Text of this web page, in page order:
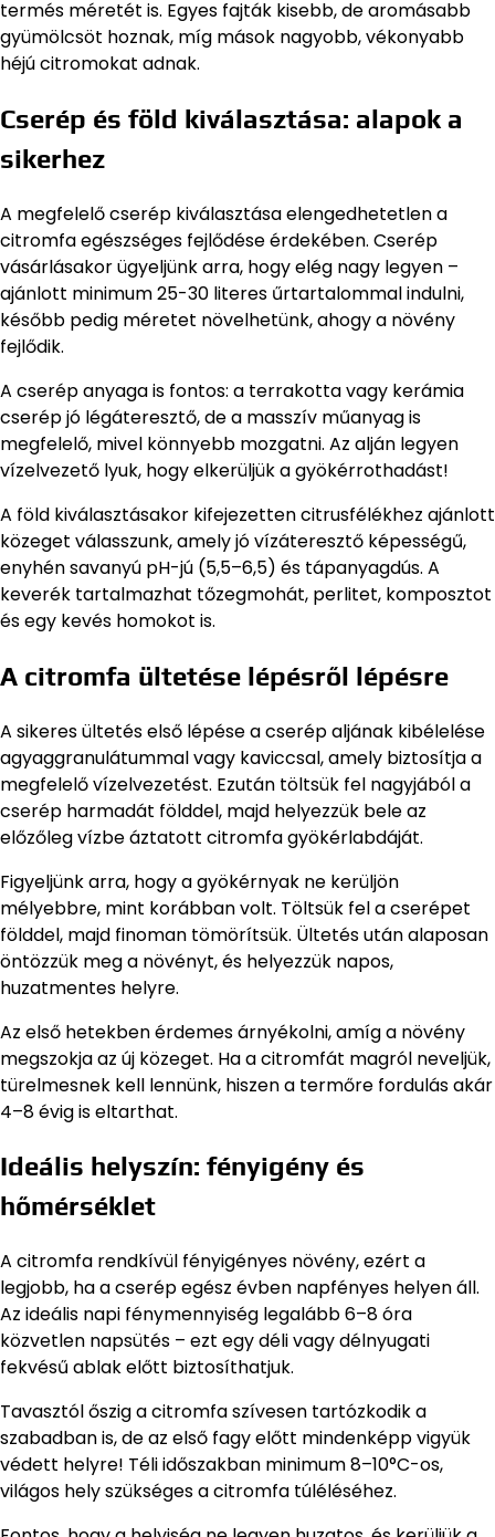
termés méretét is. Egyes fajták kisebb, de aromásabb
gyümölcsöt hoznak, míg mások nagyobb, vékonyabb
héjú citromokat adnak.
Cserép és föld kiválasztása: alapok a
sikerhez
A megfelelő cserép kiválasztása elengedhetetlen a
citromfa egészséges fejlődése érdekében. Cserép
vásárlásakor ügyeljünk arra, hogy elég nagy legyen –
ajánlott minimum 25-30 literes űrtartalommal indulni,
később pedig méretet növelhetünk, ahogy a növény
fejlődik.
A cserép anyaga is fontos: a terrakotta vagy kerámia
cserép jó légáteresztő, de a masszív műanyag is
megfelelő, mivel könnyebb mozgatni. Az alján legyen
vízelvezető lyuk, hogy elkerüljük a gyökérrothadást!
A föld kiválasztásakor kifejezetten citrusfélékhez ajánlott
közeget válasszunk, amely jó vízáteresztő képességű,
enyhén savanyú pH-jú (5,5–6,5) és tápanyagdús. A
keverék tartalmazhat tőzegmohát, perlitet, komposztot
és egy kevés homokot is.
A citromfa ültetése lépésről lépésre
A sikeres ültetés első lépése a cserép aljának kibélelése
agyaggranulátummal vagy kaviccsal, amely biztosítja a
megfelelő vízelvezetést. Ezután töltsük fel nagyjából a
cserép harmadát földdel, majd helyezzük bele az
előzőleg vízbe áztatott citromfa gyökérlabdáját.
Figyeljünk arra, hogy a gyökérnyak ne kerüljön
mélyebbre, mint korábban volt. Töltsük fel a cserépet
földdel, majd finoman tömörítsük. Ültetés után alaposan
öntözzük meg a növényt, és helyezzük napos,
huzatmentes helyre.
Az első hetekben érdemes árnyékolni, amíg a növény
megszokja az új közeget. Ha a citromfát magról neveljük,
türelmesnek kell lennünk, hiszen a termőre fordulás akár
4–8 évig is eltarthat.
Ideális helyszín: fényigény és
hőmérséklet
A citromfa rendkívül fényigényes növény, ezért a
legjobb, ha a cserép egész évben napfényes helyen áll.
Az ideális napi fénymennyiség legalább 6–8 óra
közvetlen napsütés – ezt egy déli vagy délnyugati
fekvésű ablak előtt biztosíthatjuk.
Tavasztól őszig a citromfa szívesen tartózkodik a
szabadban is, de az első fagy előtt mindenképp vigyük
védett helyre! Téli időszakban minimum 8–10°C-os,
világos hely szükséges a citromfa túléléséhez.